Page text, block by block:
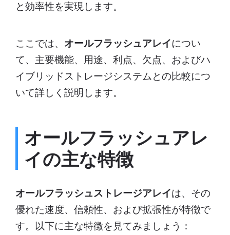
と効率性を実現します。
ここでは、 オールフラッシュアレイについ
て、主要機能、用途、利点、欠点、およびハ
イブリッドストレージシステムとの比較につ
いて詳しく説明します。
オールフラッシュアレ
イの主な特徴
オールフラッシュストレージアレイは、その
優れた速度、信頼性、および拡張性が特徴で
す。以下に主な特徴を見てみましょう：